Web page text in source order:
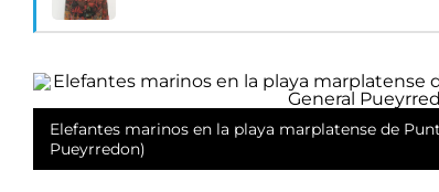
Elefantes marinos en la playa marplatense de
Pueyrredon)